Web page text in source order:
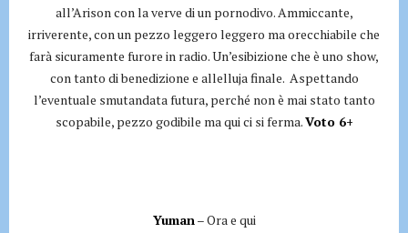
all’Arison con la verve di un pornodivo. Ammiccante,
irriverente, con un pezzo leggero leggero ma orecchiabile che
farà sicuramente furore in radio. Un’esibizione che è uno show,
con tanto di benedizione e allelluja finale. Aspettando
l’eventuale smutandata futura, perché non è mai stato tanto
scopabile, pezzo godibile ma qui ci si ferma.Voto 6+
Yuman– Ora e qui